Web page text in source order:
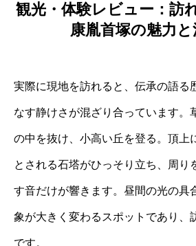
観光・体験レビュー：訪
康胤首塚の魅力と
実際に現地を訪れると、伝承の語る
なす静けさが混ざり合っています。
の中を抜け、小高い丘を登る。頂上
とされる石塔がひっそり立ち、周り
す音だけが響きます。昼間の光の具
象が大きく変わるスポットであり、
です。